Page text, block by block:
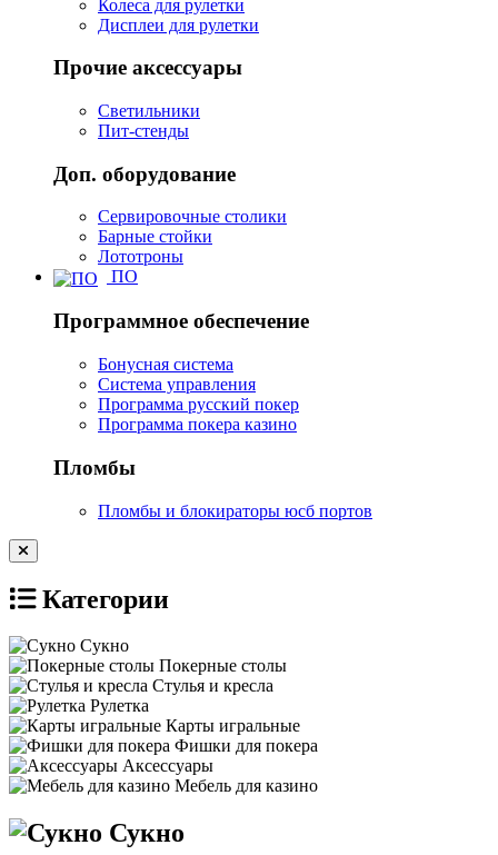
Колеса для рулетки
Дисплеи для рулетки
Прочие аксессуары
Светильники
Пит-стенды
Доп. оборудование
Сервировочные столики
Барные стойки
Лототроны
ПО
Программное обеспечение
Бонусная система
Система управления
Программа русский покер
Программа покера казино
Пломбы
Пломбы и блокираторы юсб портов
Категории
Сукно
Покерные столы
Стулья и кресла
Рулетка
Карты игральные
Фишки для покера
Аксессуары
Мебель для казино
Сукно